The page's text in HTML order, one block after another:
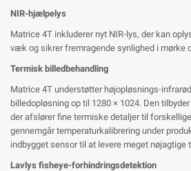
NIR-hjælpelys
Matrice 4T inkluderer nyt NIR-lys, der kan
væk og sikrer fremragende synlighed i mørke
Termisk billedbehandling
Matrice 4T understøtter højopløsnings-
billedopløsning op til 1280 × 1024. Den
der afslører fine termiske detaljer til
gennemgår temperaturkalibrering under
indbygget sensor til at levere meget nøjagtige
Lavlys fisheye-forhindringsdetektion